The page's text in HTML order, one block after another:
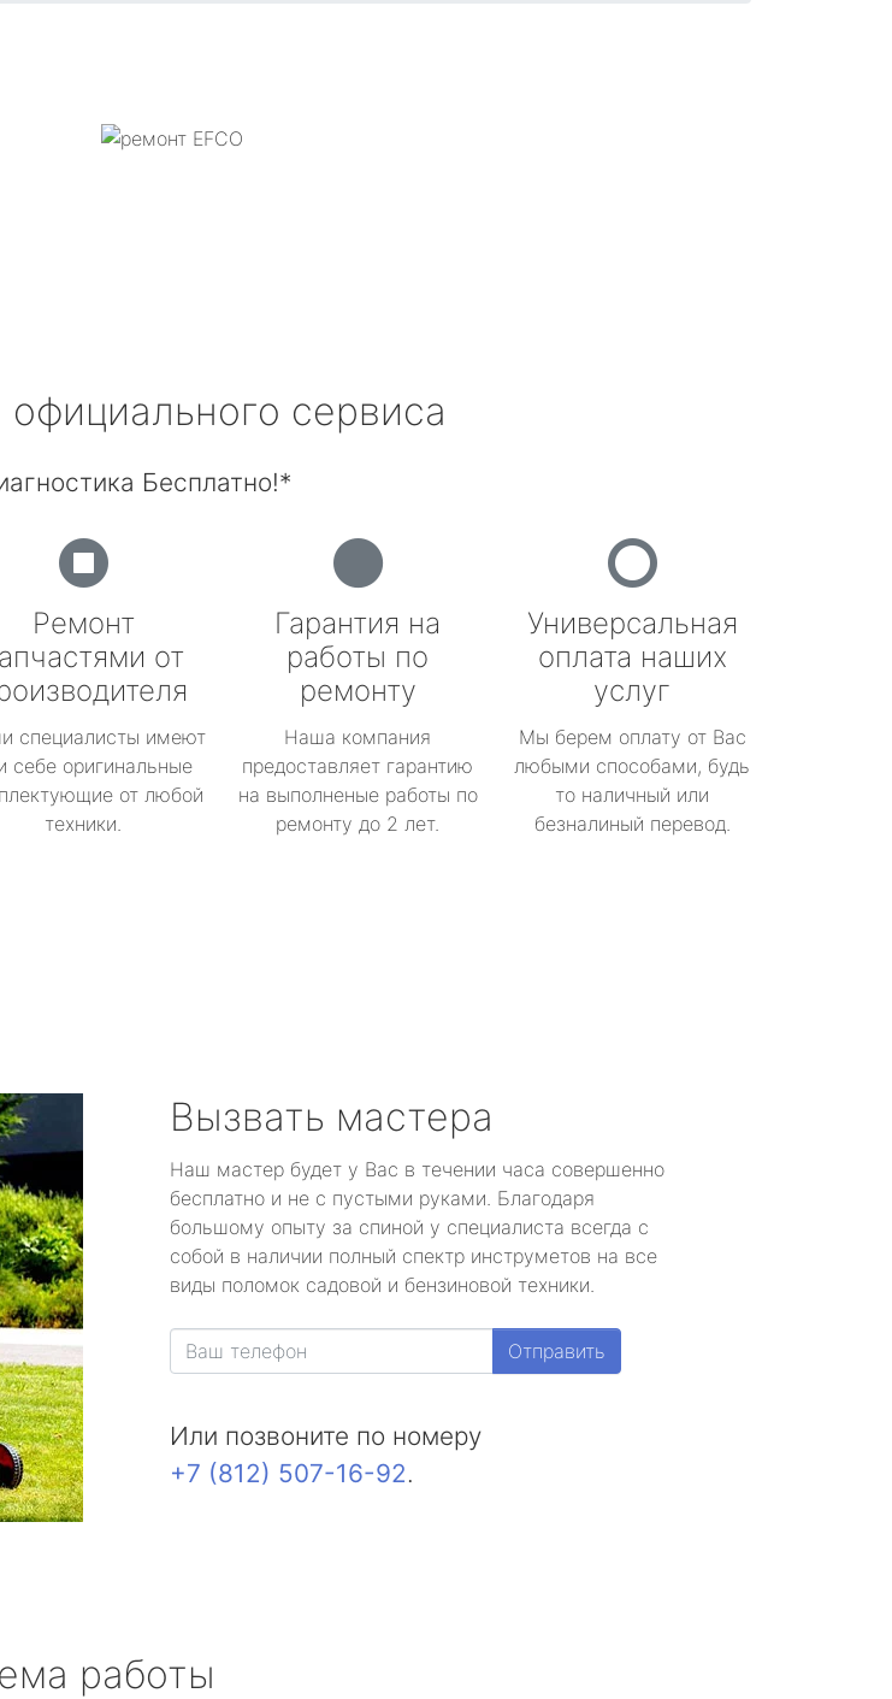
сервиса
Бесплатно!*
Ремонт
от
специалисты имеют
себе оригинальные
от любой
техники.
Гарантия на
работы по
ремонту
Наша компания
предоставляет гарантию
на выполненые работы по
ремонту до 2 лет.
Универсальная
оплата наших
услуг
Мы берем оплату от Вас
любыми способами, будь
то наличный или
безналиный перевод.
Вызвать мастера
Наш мастер будет у Вас в течении часа совершенно
бесплатно и не с пустыми руками. Благодаря
большому опыту за спиной у специалиста всегда с
собой в наличии полный спектр инструметов на все
виды поломок садовой и бензиновой техники.
Отправить
Или позвоните по номеру
+7 (812) 507-16-92.
работы